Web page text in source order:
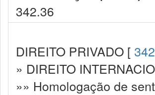
342.36
DIREITO PRIVADO [ 342
» DIREITO
»» Homologação de